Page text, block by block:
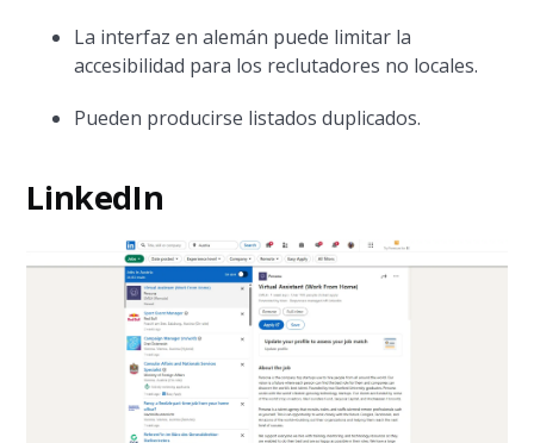
La interfaz en alemán puede limitar la
accesibilidad para los reclutadores no locales.
Pueden producirse listados duplicados.
LinkedIn